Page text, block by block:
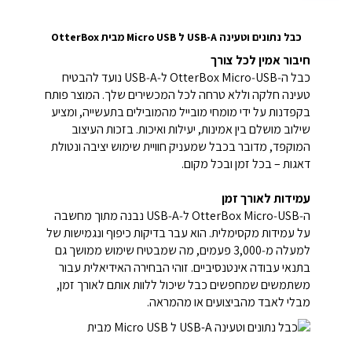
כבל נתונים וטעינה USB-A ל Micro USB מבית OtterBox
חיבור אמין לכל צורך
כבל ה‑OtterBox Micro‑USB ל‑USB‑A נועד להבטיח
טעינה חלקה וללא טרחה לכל המכשירים שלך. המוצר פותח
בקפדנות על ידי מומחי מובייל מהמובילים בתעשייה, ומציע
שילוב מושלם בין אמינות, יעילות ואיכות. בזכות העיצוב
המוקפד, מדובר בכבל שמעניק חוויית שימוש יציבה ונטולת
דאגות – בכל זמן ובכל מקום.
עמידות לאורך זמן
ה‑OtterBox Micro‑USB ל‑USB‑A נבנה מתוך מחשבה
על עמידות מקסימלית. הוא עבר בדיקות כיפוף ונגמישות של
למעלה מ‑3,000 פעמים, מה שמבטיח שימוש ממושך גם
בתנאי עבודה אינטנסיביים. זוהי הבחירה האידיאלית עבור
משתמשים שמחפשים כבל שיכול ללוות אותם לאורך זמן,
מבלי לאבד מהביצועים או מהמראה.